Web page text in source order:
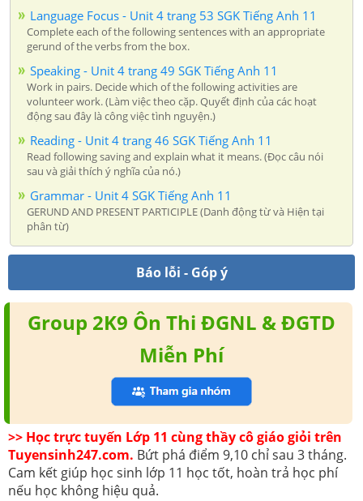
Language Focus - Unit 4 trang 53 SGK Tiếng Anh 11
Complete each of the following sentences with an appropriate
gerund of the verbs from the box.
Speaking - Unit 4 trang 49 SGK Tiếng Anh 11
Work in pairs. Decide which of the following activities are
volunteer work. (Làm việc theo cặp. Quyết định của các hoạt
động sau đây là công việc tình nguyện.)
Reading - Unit 4 trang 46 SGK Tiếng Anh 11
Read following saving and explain what it means. (Đọc câu nói
sau và giải thích ý nghĩa của nó.)
Grammar - Unit 4 SGK Tiếng Anh 11
GERUND AND PRESENT PARTICIPLE (Danh động từ và Hiện tại
phân từ)
Báo lỗi - Góp ý
Group 2K9 Ôn Thi ĐGNL & ĐGTD
Miễn Phí
>> Học trực tuyến Lớp 11 cùng thầy cô giáo giỏi trên
Tuyensinh247.com. Bứt phá điểm 9,10 chỉ sau 3 tháng.
Cam kết giúp học sinh lớp 11 học tốt, hoàn trả học phí
nếu học không hiệu quả.